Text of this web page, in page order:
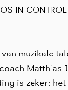
IN
muzikale
Matthias
is zeker: